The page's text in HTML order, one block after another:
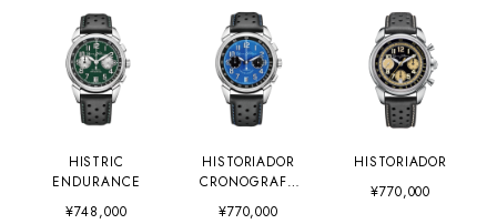
HISTRIC
ENDURANCE
¥748,000
HISTORIADOR
CRONOGRAFO
CLASICOS
¥770,000
HISTORIADOR
¥770,000